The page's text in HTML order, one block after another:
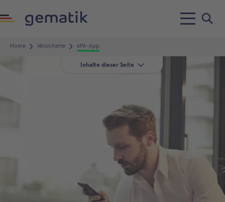
Home Versicherte ePA-App
Inhalte dieser Seite